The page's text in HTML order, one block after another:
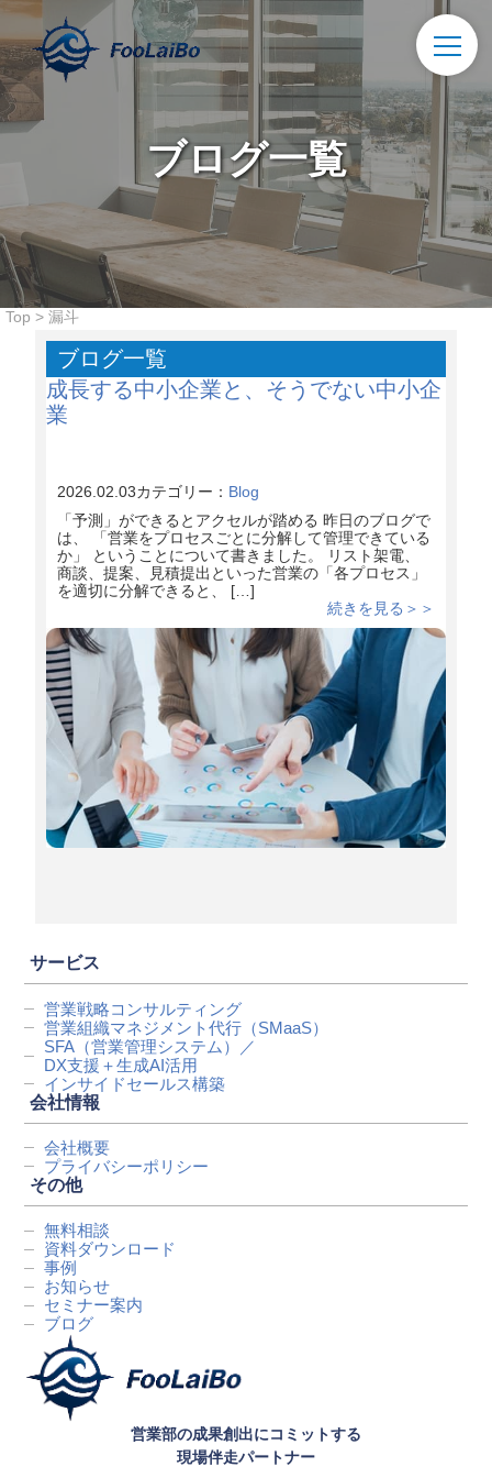
Top > 漏斗
ブログ一覧
ブログ一覧
成長する中小企業と、そうでない中小企
業
2026.02.03カテゴリー： Blog
「予測」ができるとアクセルが踏める 昨日のブログで
は、 「営業をプロセスごとに分解して管理できている
か」 ということについて書きました。 リスト架電、
商談、提案、見積提出といった営業の「各プロセス」
を適切に分解できると、 […]
続きを見る＞＞
営業部の成果創出にコミットする
現場伴走パートナー
サービス
営業戦略コンサルティング
営業組織マネジメント代行 （SMaaS）
SFA（営業管理システム）／
DX支援＋生成AI活用
インサイドセールス構築
会社情報
会社概要
プライバシーポリシー
その他
無料相談
資料ダウンロード
事例
お知らせ
セミナー案内
ブログ